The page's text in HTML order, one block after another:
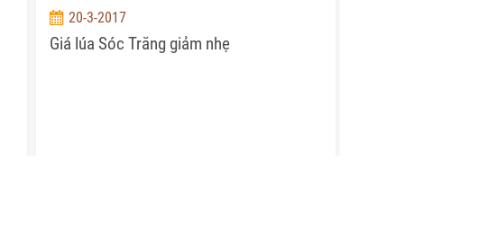
20-3-2017
Giá lúa Sóc Trăng giảm nhẹ